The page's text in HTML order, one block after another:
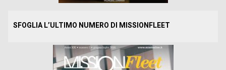
SFOGLIA L’ULTIMO NUMERO DI MISSIONFLEET